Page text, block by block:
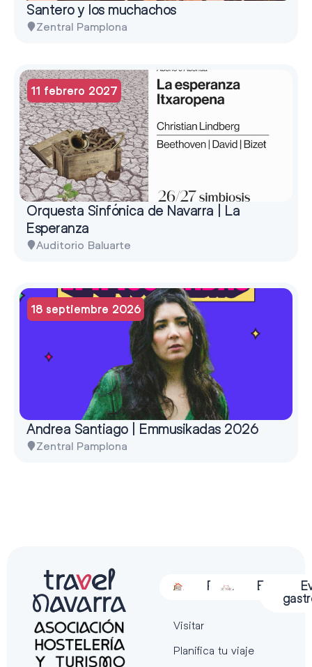
Santero y los muchachos
Zentral Pamplona
11 febrero 2027
Orquesta Sinfónica de Navarra | La
Esperanza
Auditorio Baluarte
18 septiembre 2026
Andrea Santiago | Emmusikadas 2026
Zentral Pamplona
Alojamiento
Restauración
Actividades
Visitar
Planifica tu viaje